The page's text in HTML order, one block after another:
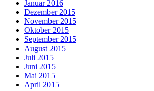
Januar 2016
Dezember 2015
November 2015
Oktober 2015
September 2015
August 2015
Juli 2015
Juni 2015
Mai 2015
April 2015